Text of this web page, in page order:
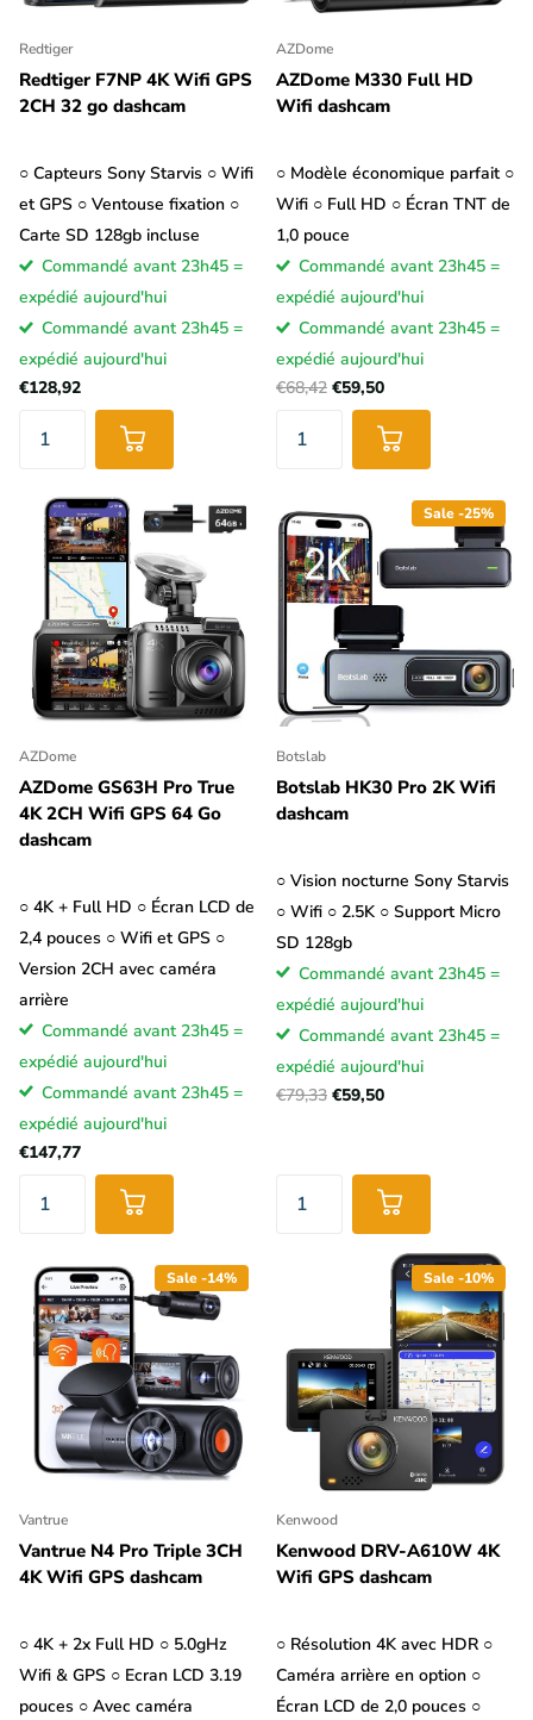
Redtiger
Redtiger F7NP 4K Wifi GPS
2CH 32 go dashcam
○ Capteurs Sony Starvis ○ Wifi
et GPS ○ Ventouse fixation ○
Carte SD 128gb incluse
Commandé avant 23h45 =
expédié aujourd'hui
Commandé avant 23h45 =
expédié aujourd'hui
€128,92
AZDome
AZDome M330 Full HD
Wifi dashcam
○ Modèle économique parfait ○
Wifi ○ Full HD ○ Écran TNT de
1,0 pouce
Commandé avant 23h45 =
expédié aujourd'hui
Commandé avant 23h45 =
expédié aujourd'hui
€68,42 €59,50
AZDome
AZDome GS63H Pro True
4K 2CH Wifi GPS 64 Go
dashcam
○ 4K + Full HD ○ Écran LCD de
2,4 pouces ○ Wifi et GPS ○
Version 2CH avec caméra
arrière
Commandé avant 23h45 =
expédié aujourd'hui
Commandé avant 23h45 =
expédié aujourd'hui
€147,77
Sale -25%
Botslab
Botslab HK30 Pro 2K Wifi
dashcam
○ Vision nocturne Sony Starvis
○ Wifi ○ 2.5K ○ Support Micro
SD 128gb
Commandé avant 23h45 =
expédié aujourd'hui
Commandé avant 23h45 =
expédié aujourd'hui
€79,33 €59,50
Sale -14%
Vantrue
Vantrue N4 Pro Triple 3CH
4K Wifi GPS dashcam
○ 4K + 2x Full HD ○ 5.0gHz
Wifi & GPS ○ Ecran LCD 3.19
pouces ○ Avec caméra
Sale -10%
Kenwood
Kenwood DRV-A610W 4K
Wifi GPS dashcam
○ Résolution 4K avec HDR ○
Caméra arrière en option ○
Écran LCD de 2,0 pouces ○